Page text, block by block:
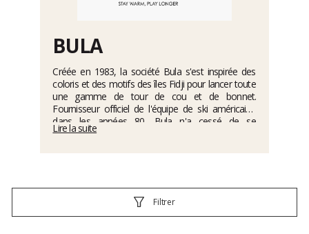
BULA
Créée en 1983, la société Bula s'est inspirée des
coloris et des motifs des îles Fidji pour lancer toute
une gamme de tour de cou et de bonnet.
Fournisseur officiel de l'équipe de ski américaine
dans les années 80, Bula n'a cessé de se
développer et propose désormais toute une
Lire la suite
Filtrer